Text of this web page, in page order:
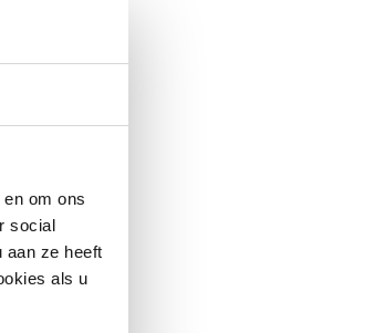
om ons
social
aan ze heeft
als u